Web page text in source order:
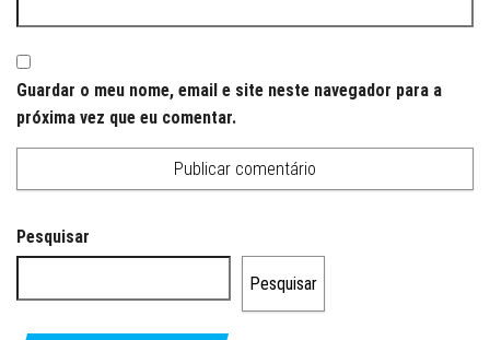
Guardar o meu nome, email e site neste navegador para a
próxima vez que eu comentar.
Pesquisar
Pesquisar